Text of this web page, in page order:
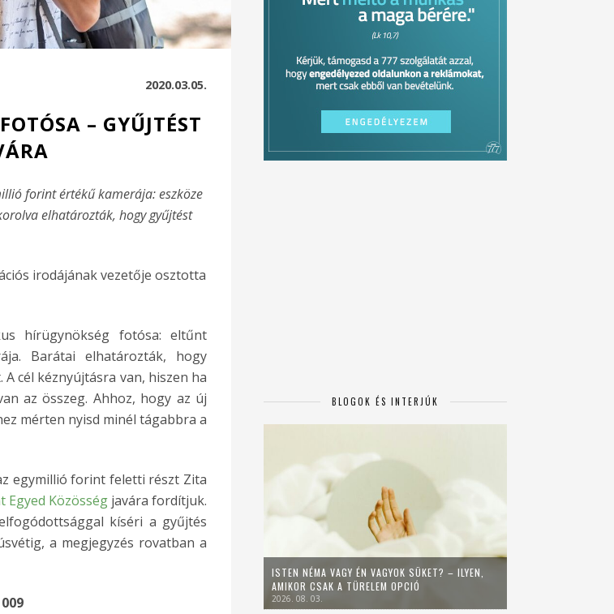
2020.03.05.
– GYŰJTÉST
forint értékű kamerája: eszköze
elhatározták, hogy gyűjtést
irodájának vezetője osztotta
hírügynökség fotósa: eltűnt
Barátai elhatározták, hogy
cél kéznyújtásra van, hiszen ha
az összeg. Ahhoz, hogy az új
mérten nyisd minél tágabbra a
egymillió forint feletti részt Zita
Egyed Közösség javára fordítjuk.
kíséri a gyűjtés
a megjegyzés rovatban a
BLOGOK ÉS INTERJÚK
ISTEN NÉMA VAGY ÉN VAGYOK SÜKET? – ILYEN,
AMIKOR CSAK A TÜRELEM OPCIÓ
2026. 08. 03.